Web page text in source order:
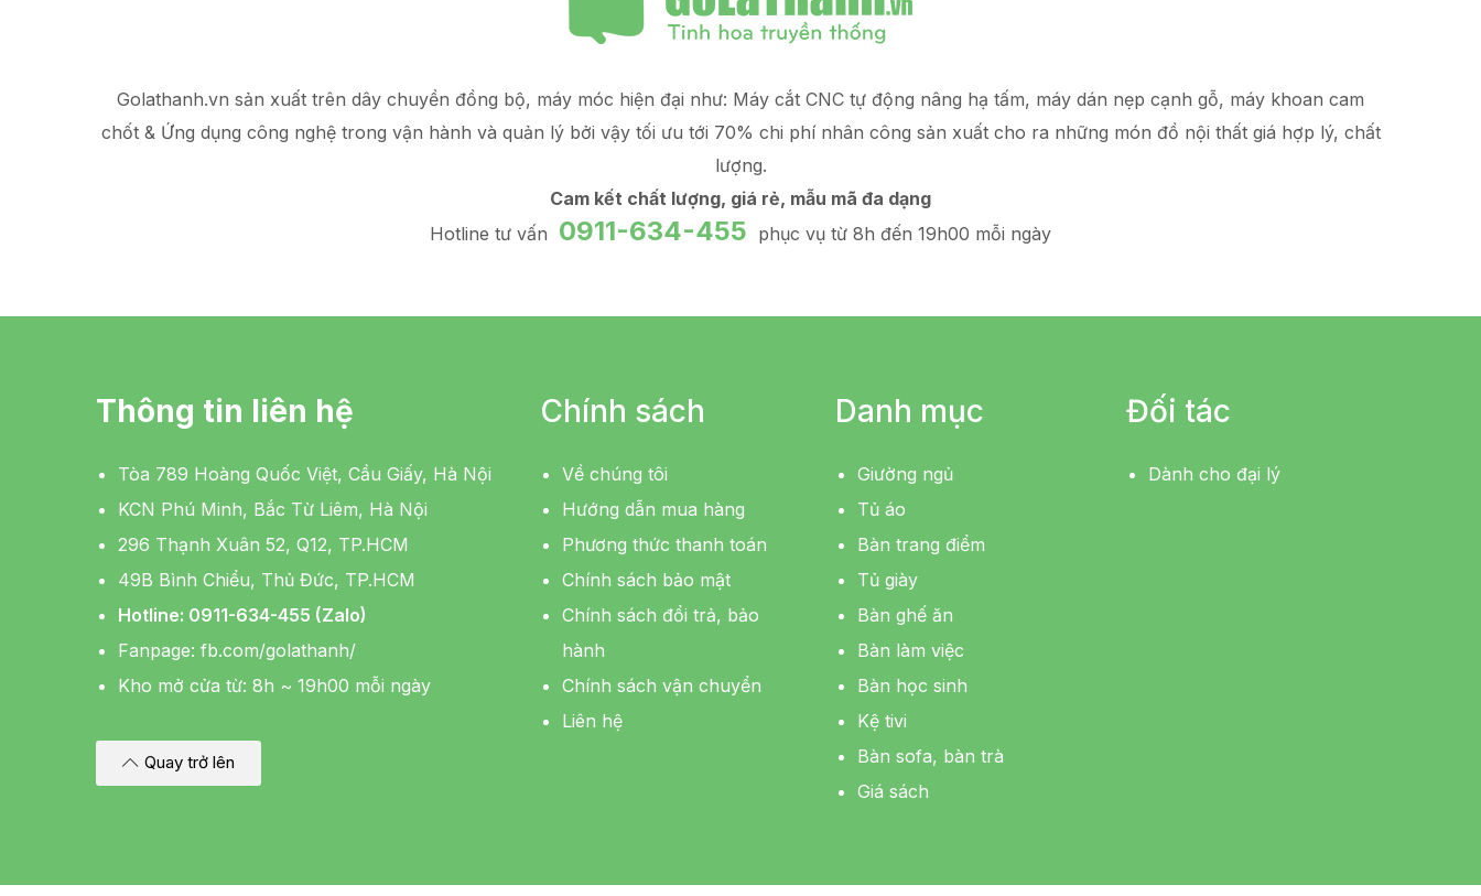
Golathanh.vn sản xuất trên dây chuyền đồng bộ, máy móc hiện đại như: Máy cắt CNC tự động nâng hạ tấm, máy dán nẹp cạnh gỗ, máy khoan cam
chốt & Ứng dụng công nghệ trong vận hành và quản lý bởi vậy tối ưu tới 70% chi phí nhân công sản xuấtcho ra những món đồ nội thất giá hợp lý, chất
lượng.
Cam kết chất lượng, giá rẻ, mẫu mã đa dạng
Hotline tư vấn 0911-634-455 phục vụ từ 8h đến 19h00 mỗi ngày
Thông tin liên hệ
Tòa 789 Hoàng Quốc Việt, Cầu Giấy, Hà Nội
KCN Phú Minh, Bắc Từ Liêm, Hà Nội
296 Thạnh Xuân 52, Q12, TP.HCM
49B Bình Chiểu, Thủ Đức, TP.HCM
Hotline: 0911-634-455 (Zalo)
Fanpage: fb.com/golathanh/
Kho mở cửa từ: 8h ~ 19h00 mỗi ngày
Quay trở lên
Chính sách
Về chúng tôi
Hướng dẫn mua hàng
Phương thức thanh toán
Chính sách bảo mật
Chính sách đổi trả, bảo
hành
Chính sách vận chuyển
Liên hệ
Danh mục
Giường ngủ
Tủ áo
Bàn trang điểm
Tủ giày
Bàn ghế ăn
Bàn làm việc
Bàn học sinh
Kệ tivi
Bàn sofa, bàn trà
Giá sách
Đối tác
Dành cho đại lý